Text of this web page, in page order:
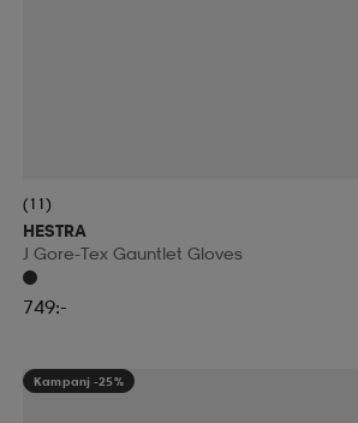
(11)
HESTRA
J Gore-Tex Gauntlet Gloves
749:-
Kampanj -25%